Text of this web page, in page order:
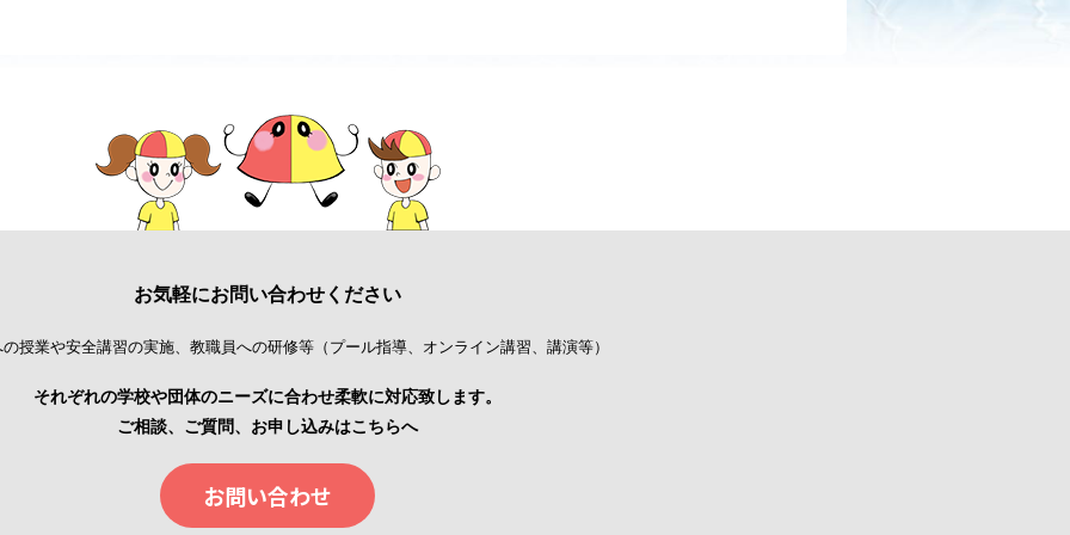
お気軽にお問い合わせください
授業や安全講習の実施、教職員への研修等 （プール指導、オンライン講習、講演等）
それぞれの学校や団体のニーズに合わせ柔軟に対応致します。
ご相談、ご質問、お申し込みはこちらへ
お問い合わせ